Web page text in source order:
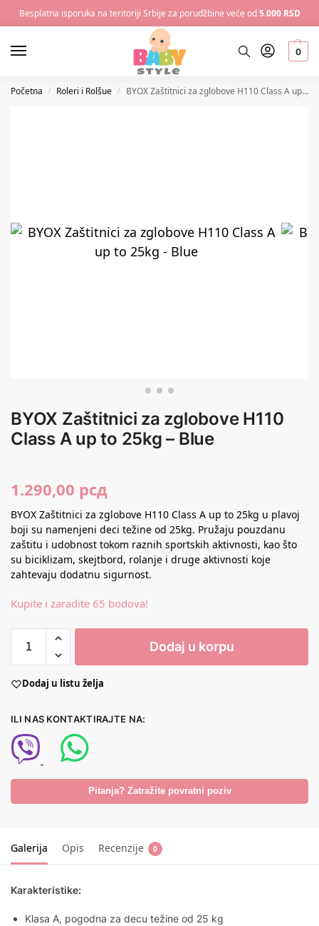
Besplatna isporuka na teritoriji Srbije za porudžbine veće od5.000 RSD
0
Početna / Roleri i Rolšue / BYOX Zaštitnici za zglobove H110 Class A up to 25kg – Blue
BYOX Zaštitnici za zglobove H110
Class A up to 25kg – Blue
1.290,00 рсд
BYOX Zaštitnici za zglobove H110 Class A up to 25kg u plavoj
boji su namenjeni deci težine od 25kg. Pružaju pouzdanu
zaštitu i udobnost tokom raznih sportskih aktivnosti, kao što
su biciklizam, skejtbord, rolanje i druge aktivnosti koje
zahtevaju dodatnu sigurnost.
Kupite i zaradite 65 bodova!
Dodaj u korpu
Dodaj u listu želja
ILI NAS KONTAKTIRAJTE NA:
Pitanja? Zatražite povratni poziv
Galerija Opis Recenzije 0
Karakteristike:
Klasa A, pogodna za decu težine od 25 kg